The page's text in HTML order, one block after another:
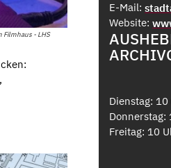
Filmhaus - LHS
E-Mail:
Website:
Dienstag:
Freitag: 10